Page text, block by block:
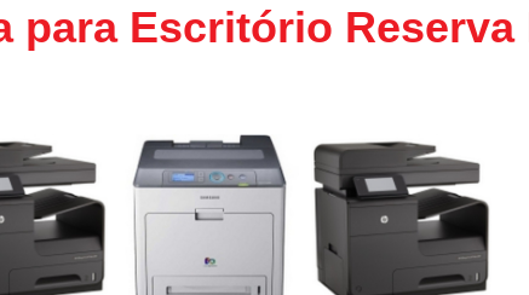
para Escritório